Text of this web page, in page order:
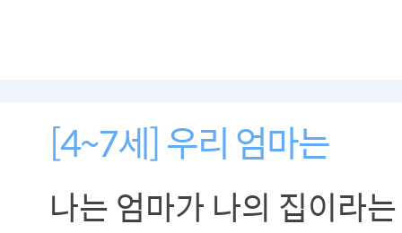
[4~7세] 우리 엄마는
나는 엄마가 나의 집이라